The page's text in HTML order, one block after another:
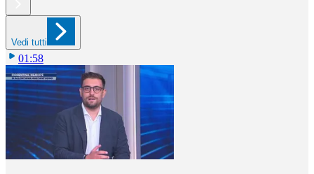
Vedi tutti
01:58